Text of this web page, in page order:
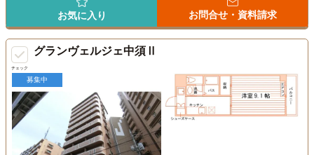
お気に入り お問合せ・資料請求
チェック
グランヴェルジェ中須Ⅱ
募集中